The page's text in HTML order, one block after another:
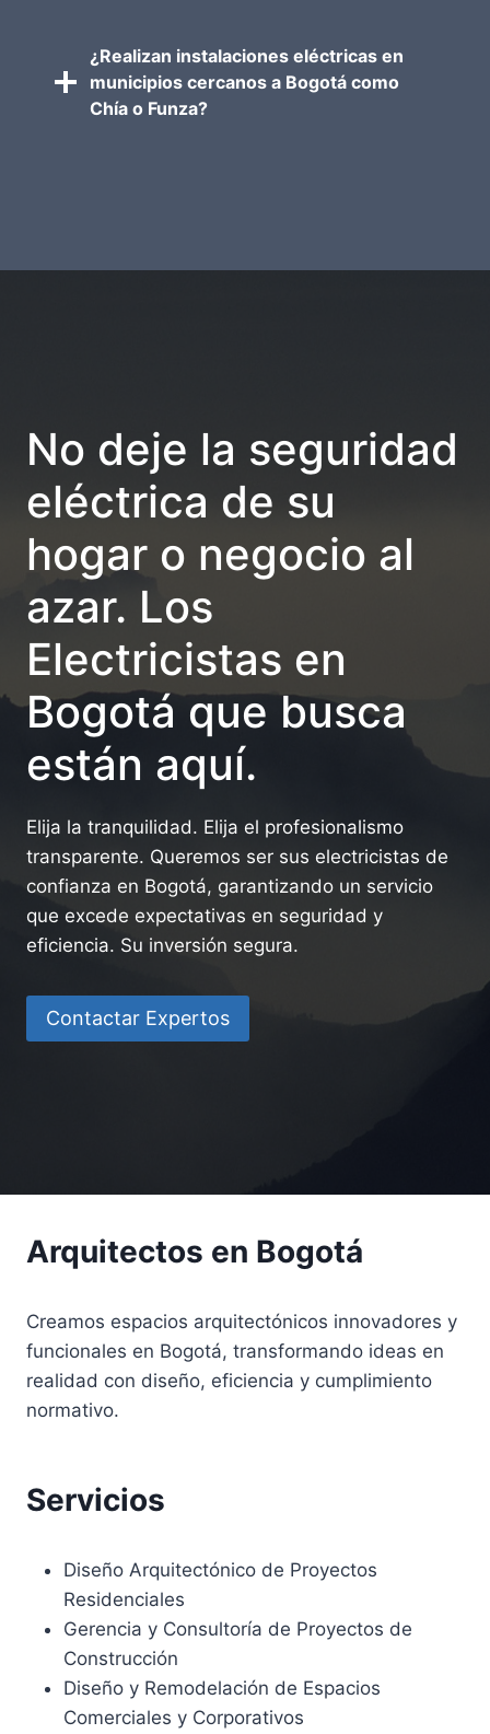
¿Realizan instalaciones eléctricas en
municipios cercanos a Bogotá como
Chía o Funza?
No deje la seguridad
eléctrica de su
hogar o negocio al
azar. Los
Electricistas en
Bogotá que busca
están aquí.
Elija la tranquilidad. Elija el profesionalismo
transparente. Queremos ser sus electricistas de
confianza en Bogotá, garantizando un servicio
que excede expectativas en seguridad y
eficiencia. Su inversión segura.
Contactar Expertos
Arquitectos en Bogotá
Creamos espacios arquitectónicos innovadores y
funcionales en Bogotá, transformando ideas en
realidad con diseño, eficiencia y cumplimiento
normativo.
Servicios
Diseño Arquitectónico de Proyectos
Residenciales
Gerencia y Consultoría de Proyectos de
Construcción
Diseño y Remodelación de Espacios
Comerciales y Corporativos